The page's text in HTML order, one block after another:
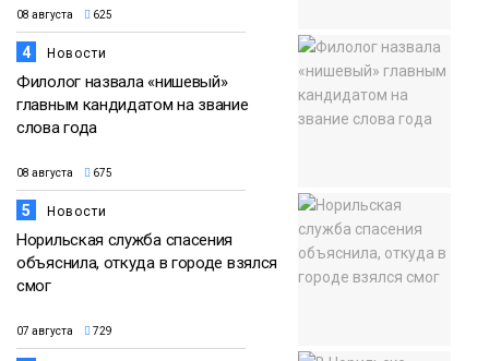
08 августа 625
4 Новости
Филолог назвала «нишевый»
главным кандидатом на звание
слова года
08 августа 675
5 Новости
Норильская служба спасения
объяснила, откуда в городе взялся
смог
07 августа 729